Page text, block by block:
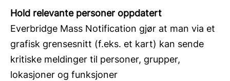
Hold relevante personer oppdatert
Everbridge Mass Notification gjør at man via et
grafisk grensesnitt (f.eks. et kart) kan sende
kritiske meldinger til personer, grupper,
lokasjoner og funksjoner